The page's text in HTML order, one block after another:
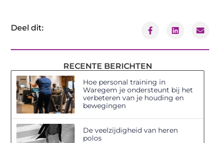
Deel dit:
RECENTE BERICHTEN
Hoe personal training in
Waregem je ondersteunt bij het
verbeteren van je houding en
bewegingen
De veelzijdigheid van heren
polos